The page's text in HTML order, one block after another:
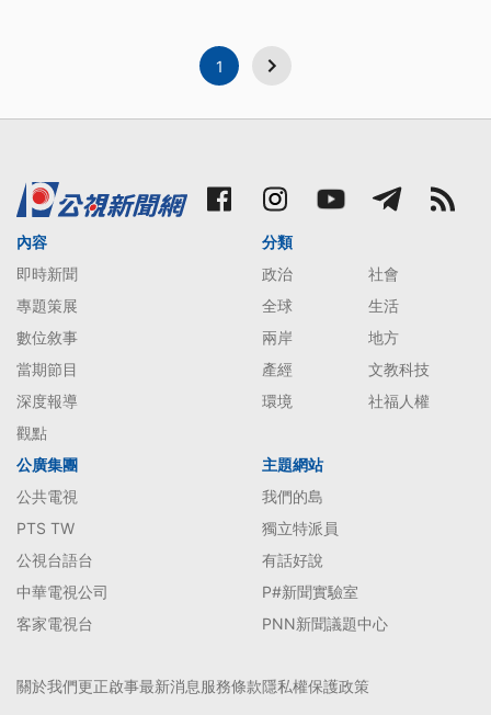
1
內容
即時新聞
專題策展
數位敘事
當期節目
深度報導
觀點
分類
政治
社會
全球
生活
兩岸
地方
產經
文教科技
環境
社福人權
公廣集團
公共電視
PTS TW
公視台語台
中華電視公司
客家電視台
主題網站
我們的島
獨立特派員
有話好說
P#新聞實驗室
PNN新聞議題中心
關於我們更正啟事最新消息服務條款隱私權保護政策